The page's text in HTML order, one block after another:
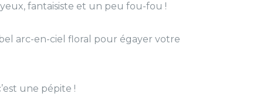
fantaisiste et un peu fou-fou !
arc-en-ciel floral pour égayer votre
une pépite !